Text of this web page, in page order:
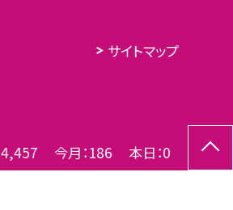
サイトマップ
4,457 今月：186 本日：0